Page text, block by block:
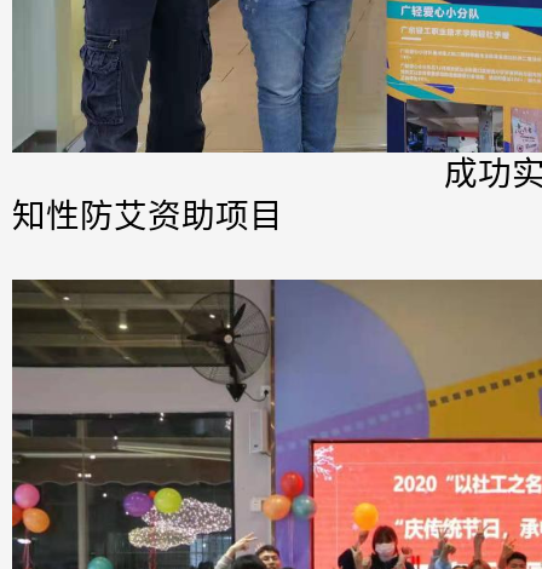
成功实施“与人-红
知性防艾资助项目